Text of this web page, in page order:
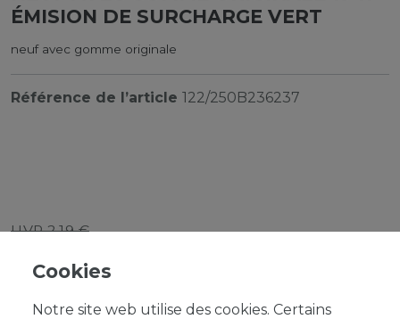
ÉMISION DE SURCHARGE VERT
neuf avec gomme originale
Référence de l’article 122/250B236237
UVP 2,19 €
Cookies
Notre site web utilise des cookies. Certains